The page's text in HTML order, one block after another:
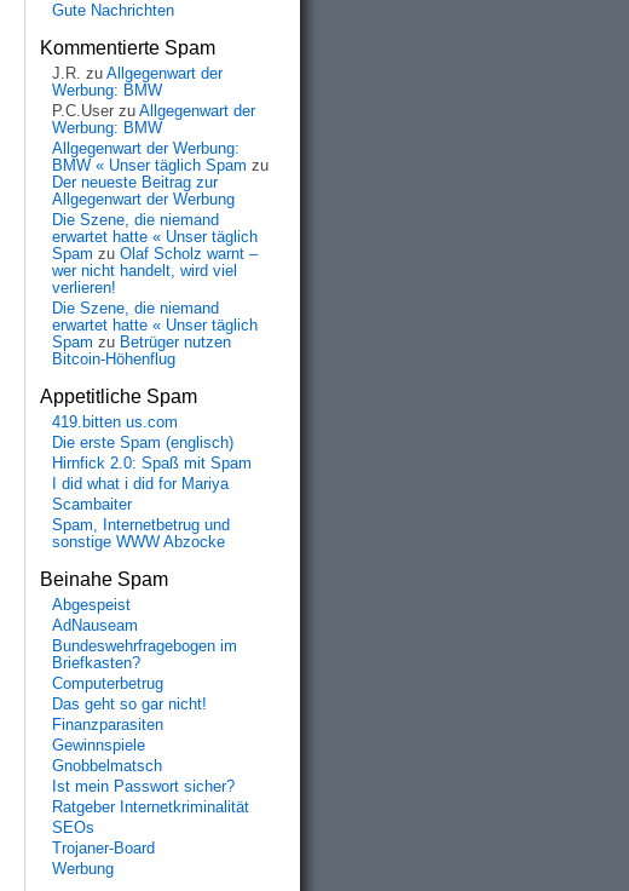
Gute Nachrichten
Kommentierte Spam
J.R. zu Allgegenwart der
Werbung: BMW
P.C.User zu Allgegenwart der
Werbung: BMW
Allgegenwart der Werbung:
BMW « Unser täglich Spam zu
Der neueste Beitrag zur
Allgegenwart der Werbung
Die Szene, die niemand
erwartet hatte « Unser täglich
Spam zu Olaf Scholz warnt –
wer nicht handelt, wird viel
verlieren!
Die Szene, die niemand
erwartet hatte « Unser täglich
Spam zu Betrüger nutzen
Bitcoin-Höhenflug
Appetitliche Spam
419.bitten us.com
Die erste Spam (englisch)
Hirnfick 2.0: Spaß mit Spam
I did what i did for Mariya
Scambaiter
Spam, Internetbetrug und
sonstige WWW Abzocke
Beinahe Spam
Abgespeist
AdNauseam
Bundeswehrfragebogen im
Briefkasten?
Computerbetrug
Das geht so gar nicht!
Finanzparasiten
Gewinnspiele
Gnobbelmatsch
Ist mein Passwort sicher?
Ratgeber Internetkriminalität
SEOs
Trojaner-Board
Werbung